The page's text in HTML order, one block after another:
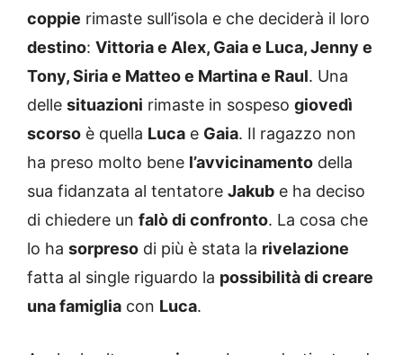
coppie rimaste sull’isola e che deciderà il loro
destino: Vittoria e Alex, Gaia e Luca, Jenny e
Tony, Siria e Matteo e Martina e Raul. Una
delle situazioni rimaste in sospeso giovedì
scorso è quella Luca e Gaia. Il ragazzo non
ha preso molto bene l’avvicinamento della
sua fidanzata al tentatore Jakub e ha deciso
di chiedere un falò di confronto. La cosa che
lo ha sorpreso di più è stata la rivelazione
fatta al single riguardo la possibilità di creare
una famiglia con Luca.